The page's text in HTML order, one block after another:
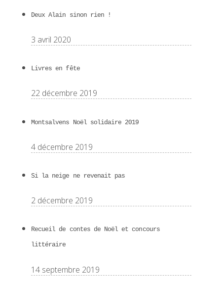
Deux Alain sinon rien !
3 avril 2020
Livres en fête
22 décembre 2019
Montsalvens Noël solidaire 2019
4 décembre 2019
Si la neige ne revenait pas
2 décembre 2019
Recueil de contes de Noël et concours
littéraire
14 septembre 2019